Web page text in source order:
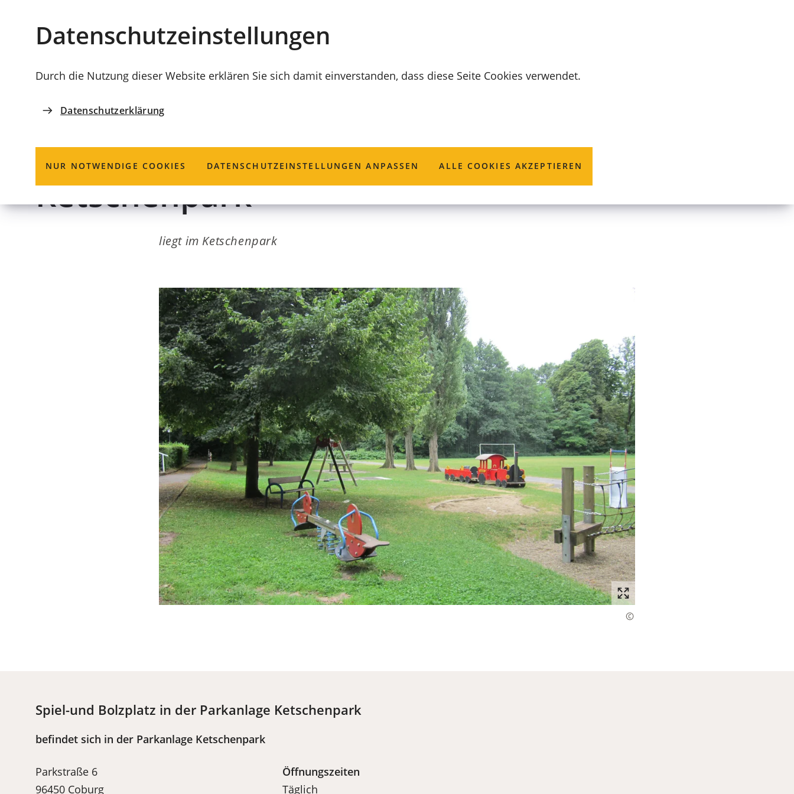
Datenschutz­einstellungen
Durch die Nutzung dieser Website erklären Sie sich damit einverstanden, dass diese Seite Cookies verwendet.
Datenschutzerklärung
NUR NOTWENDIGE COOKIES DATENSCHUTZ­EINSTELLUNGEN ANPASSEN ALLE COOKIES AKZEPTIEREN
Coburg
SPIELPLÄTZE IN COBURG
Spiel-und Bolzplatz in der Parkanlage
Ketschenpark
liegt im Ketschenpark
Spiel-und Bolzplatz in der Parkanlage Ketschenpark
befindet sich in der Parkanlage Ketschenpark
Parkstraße 6
96450 Coburg
Öffnungszeiten
Täglich